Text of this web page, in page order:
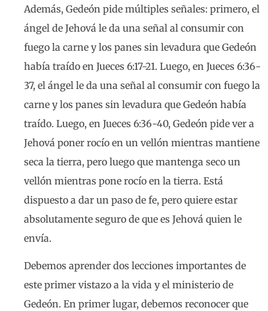
Además, Gedeón pide múltiples señales: primero, el
ángel de Jehová le da una señal al consumir con
fuego la carne y los panes sin levadura que Gedeón
había traído en Jueces 6:17-21. Luego, en Jueces 6:36-
37, el ángel le da una señal al consumir con fuego la
carne y los panes sin levadura que Gedeón había
traído. Luego, en Jueces 6:36-40, Gedeón pide ver a
Jehová poner rocío en un vellón mientras mantiene
seca la tierra, pero luego que mantenga seco un
vellón mientras pone rocío en la tierra. Está
dispuesto a dar un paso de fe, pero quiere estar
absolutamente seguro de que es Jehová quien le
envía.
Debemos aprender dos lecciones importantes de
este primer vistazo a la vida y el ministerio de
Gedeón. En primer lugar, debemos reconocer que